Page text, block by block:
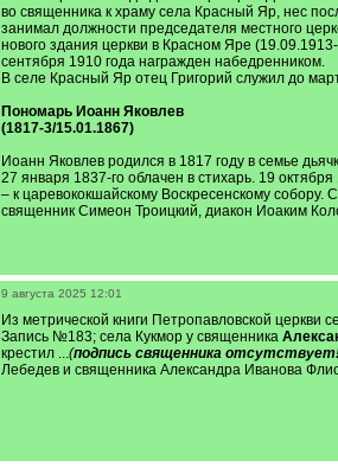
во священника к храму села Красный Яр, нес
занимал должности председателя местного
нового здания церкви в Красном Яре
сентября 1910 года награжден набедренником.
В селе Красный Яр отец Григорий служил до
Пономарь Иоанн Яковлев
(1817-3/15.01.1867)
Иоанн Яковлев родился в 1817 году в семье
27 января 1837-го облачен в стихарь. 19
– к царевококшайскому Воскресенскому
священник Симеон Троицкий, диакон Иоаким
9 августа 2025 12:01
Из метрической книги Петропавловской церкви
Запись №183; села Кукмор у священника
крестил ...(подпись священника
Лебедев и священника Александра Иванова